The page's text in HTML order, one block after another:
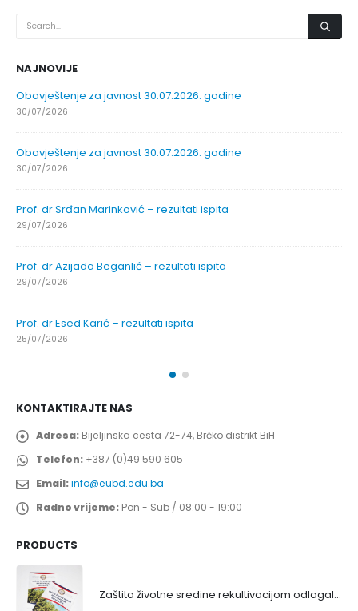
NAJNOVIJE
Obavještenje za javnost 30.07.2026. godine
30/07/2026
Obavještenje za javnost 30.07.2026. godine
30/07/2026
Prof. dr Srđan Marinković – rezultati ispita
29/07/2026
Prof. dr Azijada Beganlić – rezultati ispita
29/07/2026
Prof. dr Esed Karić – rezultati ispita
25/07/2026
KONTAKTIRAJTE NAS
Adresa: Bijeljinska cesta 72-74, Brčko distrikt BiH
Telefon: +387 (0)49 590 605
Email:info@eubd.edu.ba
Radno vrijeme: Pon - Sub / 08:00 - 19:00
PRODUCTS
Zaštita životne sredine rekultivacijom odlagališta